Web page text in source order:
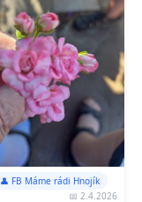
👤 FB Máme rádi Hnojík
📅 2.4.2026